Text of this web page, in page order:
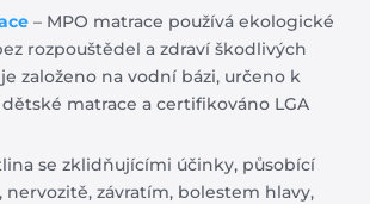
– MPO matrace používá ekologické
rozpouštědel a zdraví škodlivých
založeno na vodní bázi, určeno k
matrace a certifikováno LGA
se zklidňujícími účinky, působící
závratím, bolestem hlavy,